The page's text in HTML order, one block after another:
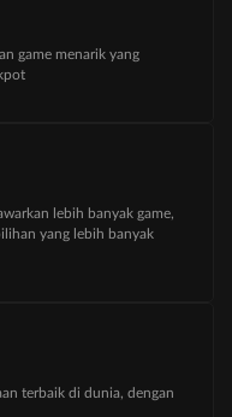
game menarik yang
lebih banyak game,
yang lebih banyak
terbaik di dunia, dengan